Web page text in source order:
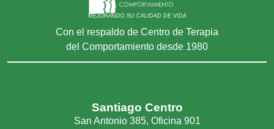
MEJORANDO SU CALIDAD DE VIDA
Con el respaldo de Centro de Terapia
del Comportamiento desde 1980
Santiago Centro
San Antonio 385, Oficina 901